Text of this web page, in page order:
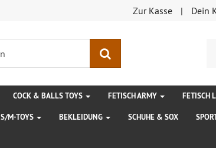
Zur Kasse Dein
COCK & BALLS TOYS FETISCH ARMY FETISCH
S/M-TOYS BEKLEIDUNG SCHUHE & SOX